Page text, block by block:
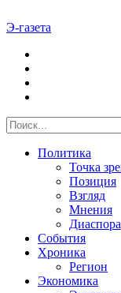
Э-газета
Политика
Точка
Позиция
Взгляд
Мнения
Диаспора
События
Хроника
Регион
Экономика